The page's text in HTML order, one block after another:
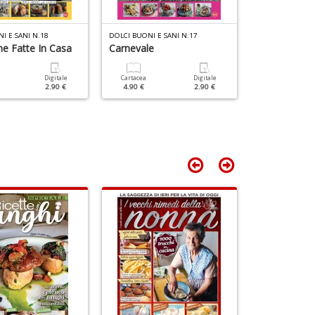
E SANI N.18
Fatte In Casa
Digitale
2.90 €
DOLCI BUONI E SANI N.17
Carnevale
Cartacea
4.90 €
Digitale
2.90 €